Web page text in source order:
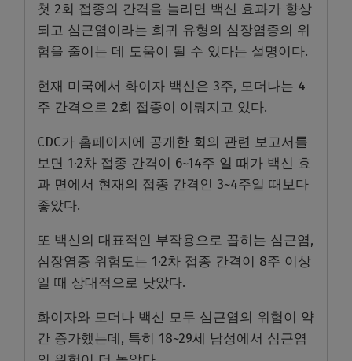
첫 2회 접종의 간격을 늘리면 백신 효과가 향상
되고 심근염이라는 희귀 유형의 심장염증의 위
험을 줄이는 데 도움이 될 수 있다는 설명이다.
현재 미국에서 화이자 백신은 3주, 모더나는 4
주 간격으로 2회 접종이 이뤄지고 있다.
CDC가 홈페이지에 공개한 회의 관련 보고서를
보면 1·2차 접종 간격이 6~14주 일 때가 백신 효
과 면에서 현재의 접종 간격인 3~4주일 때보다
좋았다.
또 백신의 대표적인 부작용으로 꼽히는 심근염,
심장염증 위험도는 1·2차 접종 간격이 8주 이상
일 때 상대적으로 낮았다.
화이자와 모더나 백신 모두 심근염의 위험이 약
간 증가했는데, 특히 18~29세 남성에서 심근염